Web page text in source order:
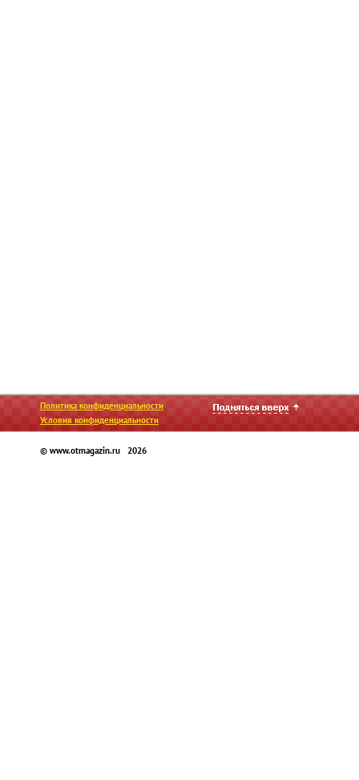
Политика конфиденциальности
Условия конфиденциальности
© www.otmagazin.ru 2026